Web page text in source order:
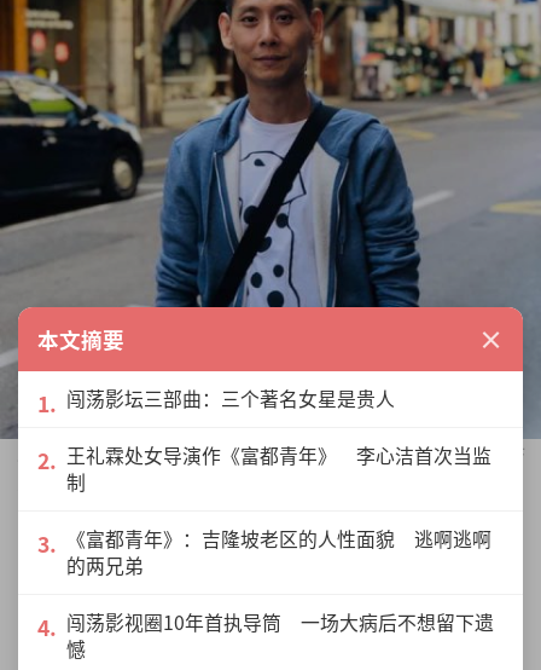
王礼霖大病一场后，决定执导筒当导演，不留遗憾。（图片来
源：受访者提供）
王礼霖强调，当决定要做后，不能后悔，
也不能有挫败而退缩。
本文摘要 ×
闯荡影坛三部曲：三个著名女星是贵人
王礼霖处女导演作《富都青年》 李心洁首次当监
制
《富都青年》：吉隆坡老区的人性面貌 逃啊逃啊
的两兄弟
闯荡影视圈10年首执导筒 一场大病后不想留下遗
憾